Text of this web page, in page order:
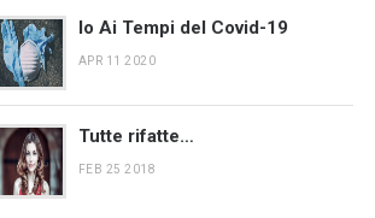
Io Ai Tempi del Covid-19
APR 11 2020
Tutte rifatte…
FEB 25 2018